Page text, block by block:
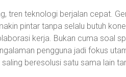
tren teknologi berjalan cepat.
pintar tanpa selalu butuh
kerja. Bukan cuma soal
pengguna jadi fokus
beresolusi satu sama lain